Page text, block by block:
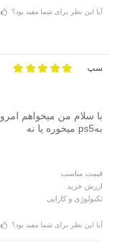
آیا این نظر برای شما مفید بود؟
سپ
بهps5 میخوره یا نه
قیمت مناسب
ارزش خرید
تکنولوژی و کارایی
آیا این نظر برای شما مفید بود؟